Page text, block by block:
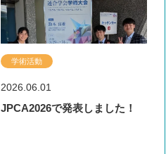
学術活動
2026.06.01
JPCA2026で発表しました！
ブログ
2023.08.03
総合診療科専攻プログラム感想
ナンデ先生に？
2021.03.02
あなたはナンデ先生に？
まちづくり
2025.11.25
徳洲会ジムナスティクスアリー
見学・採用
2026.03.19
春、見学受付中です！
学術活動
2026.06.01
JPCA2026で発表しました！
カンファレンス
お知らせ
お知らせ
広報誌コラム
2026.03.05
広報誌「SHONAN MAIL」に掲
お知らせ